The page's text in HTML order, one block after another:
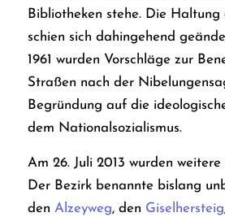
Bibliotheken stehe.Die Haltung
schien sich dahingehend
1961 wurden Vorschläge zur
Straßen nach der
Begründung auf die
dem Nationalsozialismus.
Am 26. Juli 2013 wurden
Der Bezirk benannte bislang
den Alzeyweg, den Giselhersteig